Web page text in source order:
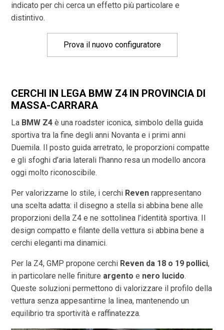
indicato per chi cerca un effetto più particolare e
distintivo.
Prova il nuovo configuratore
CERCHI IN LEGA BMW Z4 IN PROVINCIA DI
MASSA-CARRARA
La BMW Z4 è una roadster iconica, simbolo della guida
sportiva tra la fine degli anni Novanta e i primi anni
Duemila. Il posto guida arretrato, le proporzioni compatte
e gli sfoghi d’aria laterali l’hanno resa un modello ancora
oggi molto riconoscibile.
Per valorizzarne lo stile, i cerchi Reven rappresentano
una scelta adatta: il disegno a stella si abbina bene alle
proporzioni della Z4 e ne sottolinea l’identità sportiva. Il
design compatto e filante della vettura si abbina bene a
cerchi eleganti ma dinamici.
Per la Z4, GMP propone cerchi Reven da 18 o 19 pollici,
in particolare nelle finiture argento e nero lucido.
Queste soluzioni permettono di valorizzare il profilo della
vettura senza appesantirne la linea, mantenendo un
equilibrio tra sportività e raffinatezza.